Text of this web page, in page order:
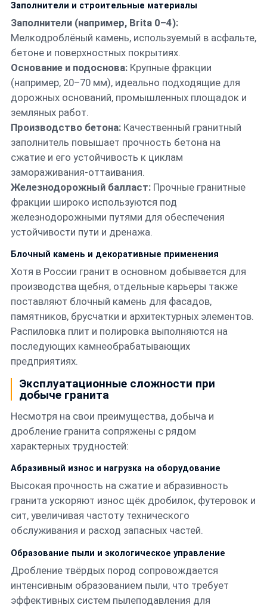
Заполнители и строительные материалы
Заполнители (например, Brita 0–4):
Мелкодроблёный камень, используемый в асфальте,
бетоне и поверхностных покрытиях.
Основание и подоснова: Крупные фракции
(например, 20–70 мм), идеально подходящие для
дорожных оснований, промышленных площадок и
земляных работ.
Производство бетона: Качественный гранитный
заполнитель повышает прочность бетона на
сжатие и его устойчивость к циклам
замораживания-оттаивания.
Железнодорожный балласт:Прочные гранитные
фракции широко используются под
железнодорожными путями для обеспечения
устойчивости пути и дренажа.
Блочный камень и декоративные применения
Хотя в России гранит в основном добывается для
производства щебня, отдельные карьеры также
поставляют блочный камень для фасадов,
памятников, брусчатки и архитектурных элементов.
Распиловка плит и полировка выполняются на
последующих камнеобрабатывающих
предприятиях.
Эксплуатационные сложности при
добыче гранита
Несмотря на свои преимущества, добыча и
дробление гранита сопряжены с рядом
характерных трудностей:
Абразивный износ и нагрузка на оборудование
Высокая прочность на сжатие и абразивность
гранита ускоряют износ щёк дробилок, футеровок и
сит, увеличивая частоту технического
обслуживания и расход запасных частей.
Образование пыли и экологическое управление
Дробление твёрдых пород сопровождается
интенсивным образованием пыли, что требует
эффективных систем пылеподавления для